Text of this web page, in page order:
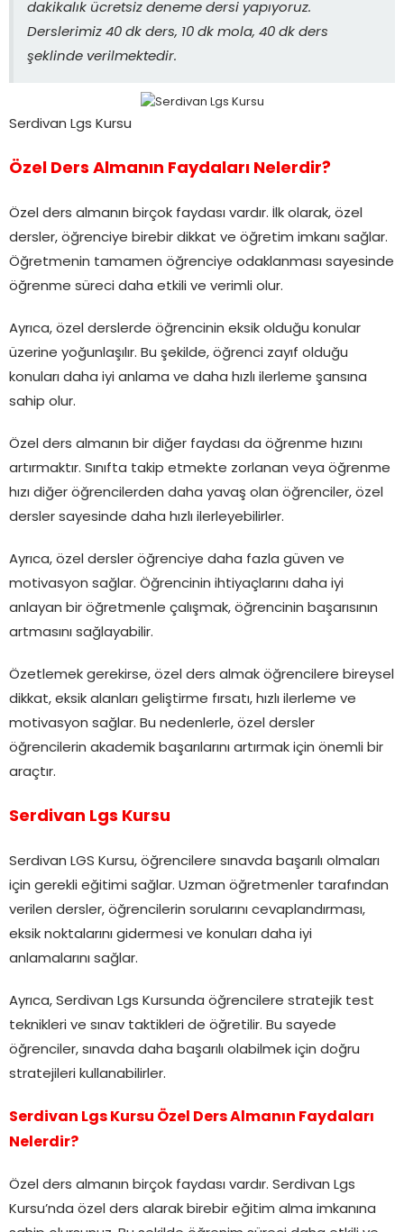
dakikalık ücretsiz deneme dersi yapıyoruz.
Derslerimiz 40 dk ders, 10 dk mola, 40 dk ders
şeklinde verilmektedir.
Serdivan Lgs Kursu
Özel Ders Almanın Faydaları Nelerdir?
Özel ders almanın birçok faydası vardır. İlk olarak, özel
dersler, öğrenciye birebir dikkat ve öğretim imkanı sağlar.
Öğretmenin tamamen öğrenciye odaklanması sayesinde
öğrenme süreci daha etkili ve verimli olur.
Ayrıca, özel derslerde öğrencinin eksik olduğu konular
üzerine yoğunlaşılır. Bu şekilde, öğrenci zayıf olduğu
konuları daha iyi anlama ve daha hızlı ilerleme şansına
sahip olur.
Özel ders almanın bir diğer faydası da öğrenme hızını
artırmaktır. Sınıfta takip etmekte zorlanan veya öğrenme
hızı diğer öğrencilerden daha yavaş olan öğrenciler, özel
dersler sayesinde daha hızlı ilerleyebilirler.
Ayrıca, özel dersler öğrenciye daha fazla güven ve
motivasyon sağlar. Öğrencinin ihtiyaçlarını daha iyi
anlayan bir öğretmenle çalışmak, öğrencinin başarısının
artmasını sağlayabilir.
Özetlemek gerekirse, özel ders almak öğrencilere bireysel
dikkat, eksik alanları geliştirme fırsatı, hızlı ilerleme ve
motivasyon sağlar. Bu nedenlerle, özel dersler
öğrencilerin akademik başarılarını artırmak için önemli bir
araçtır.
Serdivan Lgs Kursu
Serdivan LGS Kursu, öğrencilere sınavda başarılı olmaları
için gerekli eğitimi sağlar. Uzman öğretmenler tarafından
verilen dersler, öğrencilerin sorularını cevaplandırması,
eksik noktalarını gidermesi ve konuları daha iyi
anlamalarını sağlar.
Ayrıca, Serdivan Lgs Kursunda öğrencilere stratejik test
teknikleri ve sınav taktikleri de öğretilir. Bu sayede
öğrenciler, sınavda daha başarılı olabilmek için doğru
stratejileri kullanabilirler.
Serdivan Lgs Kursu Özel Ders Almanın Faydaları
Nelerdir?
Özel ders almanın birçok faydası vardır. Serdivan Lgs
Kursu’nda özel ders alarak birebir eğitim alma imkanına